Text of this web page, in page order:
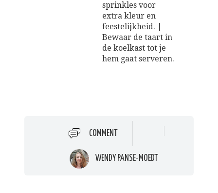
sprinkles voor
extra kleur en
feestelijkheid. |
Bewaar de taart in
de koelkast tot je
hem gaat serveren.
COMMENT
WENDY PANSE-MOEDT